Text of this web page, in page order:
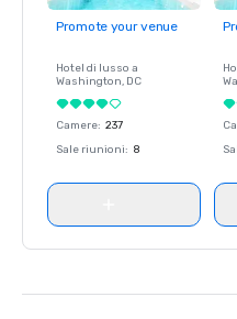
Promote your venue
Hotel di lusso a
Washington, DC
Camere: 237
Sale riunioni: 8